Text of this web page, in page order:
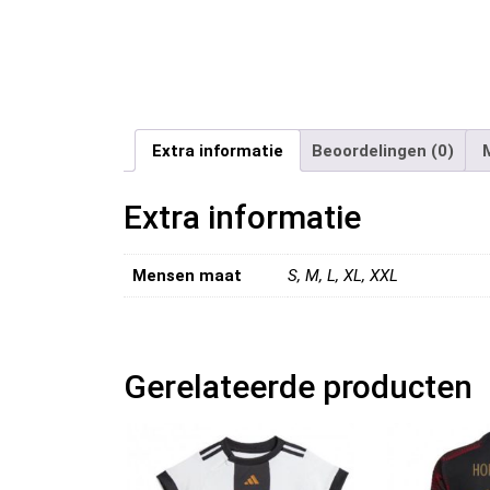
Extra informatie Beoordelingen (0)
Extra informatie
Mensen maat S, M, L, XL, XXL
Gerelateerde producten